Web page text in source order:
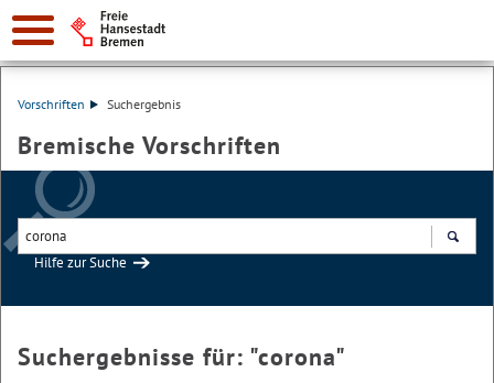
Vorschriften Suchergebnis
Bremische Vorschriften
Hilfe zur Suche
Suchergebnisse für: "corona"